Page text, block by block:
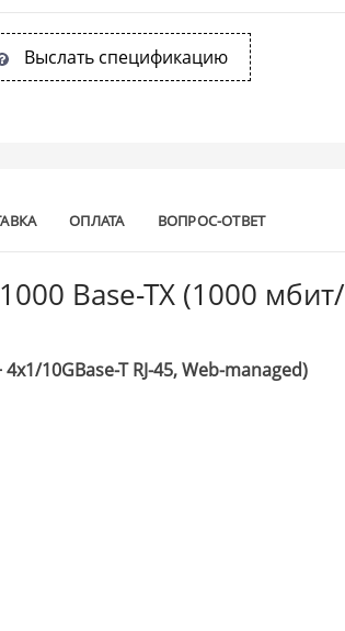
Выслать спецификацию
ОПЛАТА ВОПРОС-ОТВЕТ
Base-TX (1000 мбит/
10GBase-T RJ-45, Web-managed)